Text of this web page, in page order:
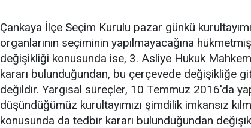
Çankaya İlçe Seçim Kurulu pazar günkü
organlarının seçiminin yapılmayacağına
değişikliği konusunda ise, 3. Asliye Hukuk
kararı bulunduğundan, bu çerçevede değişikliğe
değildir. Yargısal süreçler, 10 Temmuz 2016'da
düşündüğümüz kurultayımızı şimdilik imkansız
konusunda da tedbir kararı bulunduğundan